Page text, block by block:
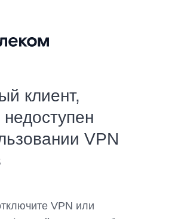
клиент,
VPN
VPN или